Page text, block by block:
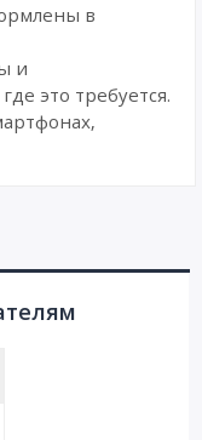
в
и
это требуется.